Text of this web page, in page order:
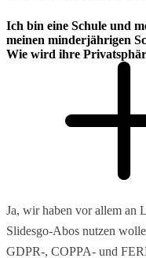
Ich bin eine Schule und
meinen minderjährigen
Wie wird ihre
Ja, wir haben vor allem an
Slidesgo-Abos nutzen
GDPR-, COPPA- und